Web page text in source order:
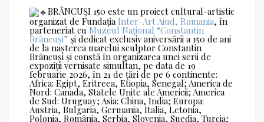
BRÂNCUŞI 150 este un proiect cultural-artistic
organizat de FundațiaInter-Art Aiud, Romania, în
parteneriat cu Muzeul Național “Constantin
Brâncuși” și dedicat exclusiv aniversării a 150 de ani
de la nașterea marelui sculptor Constantin
Brâncuși și constă în organizarea unei serii de
expoziții vernisate simultan, pe data de 19
februarie 2026, în 21 de țări de pe 6 continente:
Africa: Egipt, Eritreea, Etiopia, Senegal; America de
Nord: Canada, Statele Unite ale Americii; America
de Sud: Uruguay; Asia: China, India; Europa:
Austria, Bulgaria, Germania, Italia, Letonia,
Polonia, România, Serbia, Slovenia, Suedia, Turcia;